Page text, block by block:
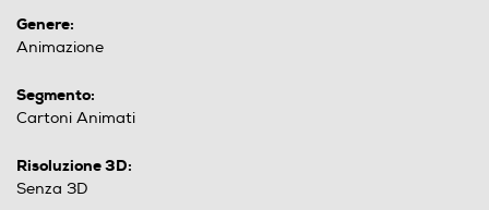
Genere:
Animazione
Segmento:
Cartoni Animati
Risoluzione 3D:
Senza 3D